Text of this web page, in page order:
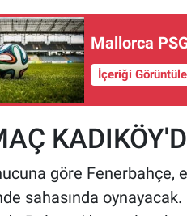
Mallorca
İçeriği Görüntüle
göre Fenerbahçe,
sahasında